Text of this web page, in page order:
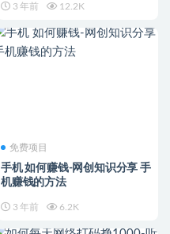
3 年前 12.2K
免费项目
手机 如何赚钱-网创知识分享 手
机赚钱的方法
3 年前 6.2K